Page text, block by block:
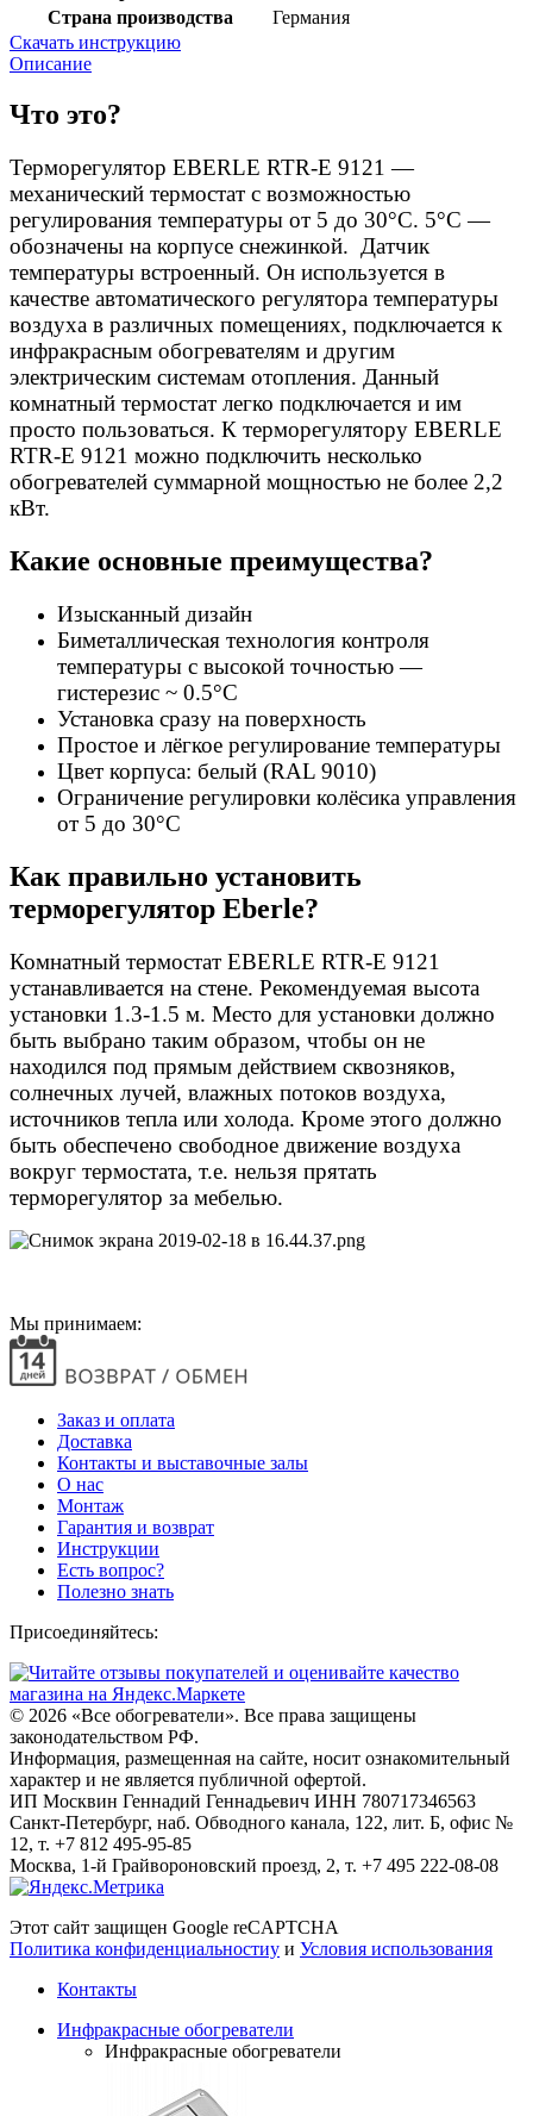
Страна производства
Германия
Скачать инструкцию
Описание
Что это?
Терморегулятор EBERLE RTR-E 9121 —
механический термостат с возможностью
регулирования температуры от 5 до 30°С. 5°С —
обозначены на корпусе снежинкой. Датчик
температуры встроенный. Он используется в
качестве автоматического регулятора температуры
воздуха в различных помещениях, подключается к
инфракрасным обогревателям и другим
электрическим системам отопления. Данный
комнатный термостат легко подключается и им
просто пользоваться. К терморегулятору EBERLE
RTR-E 9121 можно подключить несколько
обогревателей суммарной мощностью не более 2,2
кВт.
Какие основные преимущества?
Изысканный дизайн
Биметаллическая технология контроля
температуры с высокой точностью —
гистерезис ~ 0.5°С
Установка сразу на поверхность
Простое и лёгкое регулирование температуры
Цвет корпуса: белый (RAL 9010)
Ограничение регулировки колёсика управления
от 5 до 30°С
Как правильно установить
терморегулятор Eberle?
Комнатный термостат EBERLE RTR-E 9121
устанавливается на стене. Рекомендуемая высота
установки 1.3-1.5 м. Место для установки должно
быть выбрано таким образом, чтобы он не
находился под прямым действием сквозняков,
солнечных лучей, влажных потоков воздуха,
источников тепла или холода. Кроме этого должно
быть обеспечено свободное движение воздуха
вокруг термостата, т.е. нельзя прятать
терморегулятор за мебелью.
Мы принимаем:
Заказ и оплата
Доставка
Контакты и выставочные залы
О нас
Монтаж
Гарантия и возврат
Инструкции
Есть вопрос?
Полезно знать
Присоединяйтесь:
© 2026 «Все обогреватели». Все права защищены
законодательством РФ.
Информация, размещенная на сайте, носит ознакомительный
характер и не является публичной офертой.
ИП Москвин Геннадий Геннадьевич ИНН 780717346563
Санкт-Петербург, наб. Обводного канала, 122, лит. Б, офис №
12, т. +7 812 495-95-85
Москва, 1-й Грайвороновский проезд, 2, т. +7 495 222-08-08
Этот сайт защищен Google reCAPTCHA
Политика конфиденциальностиy и Условия использования
Контакты
Инфракрасные обогреватели
Инфракрасные обогреватели